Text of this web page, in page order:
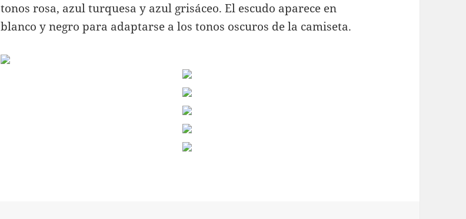
tonos rosa, azul turquesa y azul grisáceo. El escudo aparece en
blanco y negro para adaptarse a los tonos oscuros de la camiseta.